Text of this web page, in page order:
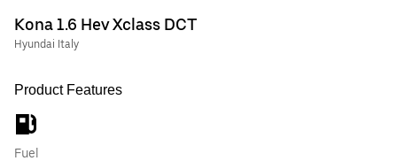
Kona 1.6 Hev Xclass DCT
Hyundai Italy
Product Features
Fuel